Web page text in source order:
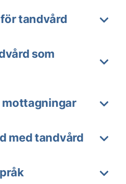
tandvård
som
mottagningar
med tandvård